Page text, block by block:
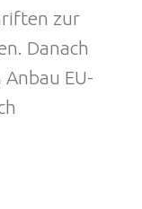
zur
Danach
EU-